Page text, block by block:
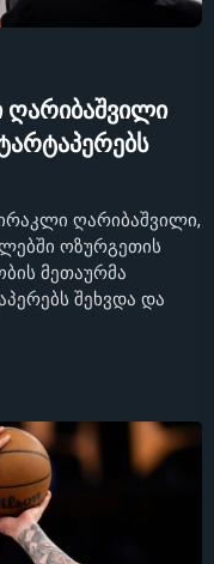
ღარიბაშვილი
ღარიბაშვილი,
ოზურგეთის
მეთაურმა
შეხვდა და